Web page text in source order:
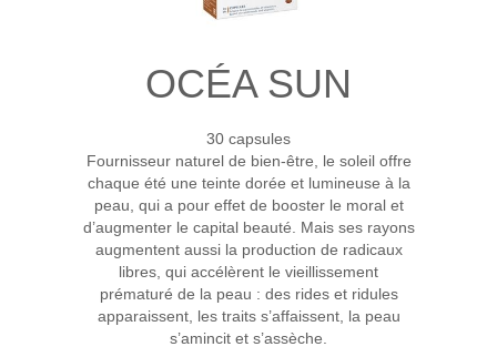
OCÉA SUN
30 capsules
Fournisseur naturel de bien-être, le soleil offre
chaque été une teinte dorée et lumineuse à la
peau, qui a pour effet de booster le moral et
d’augmenter le capital beauté. Mais ses rayons
augmentent aussi la production de radicaux
libres, qui accélèrent le vieillissement
prématuré de la peau : des rides et ridules
apparaissent, les traits s’affaissent, la peau
s’amincit et s’assèche.